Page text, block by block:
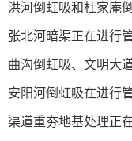
倒虹吸和杜家庵倒
河暗渠正在进行管
倒虹吸、文明大道
河倒虹吸在进行管
重夯地基处理正在